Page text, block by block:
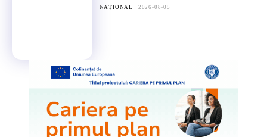
NAȚIONAL 2026-08-05